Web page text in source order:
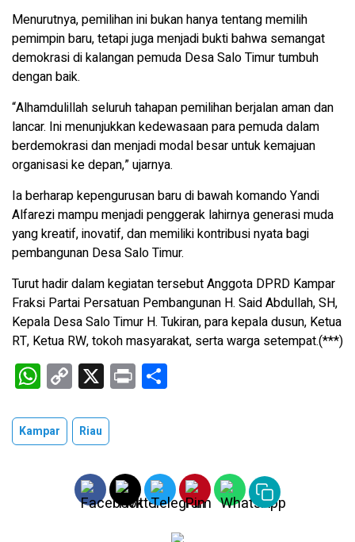
Menurutnya, pemilihan ini bukan hanya tentang memilih
pemimpin baru, tetapi juga menjadi bukti bahwa semangat
demokrasi di kalangan pemuda Desa Salo Timur tumbuh
dengan baik.
“Alhamdulillah seluruh tahapan pemilihan berjalan aman dan
lancar. Ini menunjukkan kedewasaan para pemuda dalam
berdemokrasi dan menjadi modal besar untuk kemajuan
organisasi ke depan,” ujarnya.
Ia berharap kepengurusan baru di bawah komando Yandi
Alfarezi mampu menjadi penggerak lahirnya generasi muda
yang kreatif, inovatif, dan memiliki kontribusi nyata bagi
pembangunan Desa Salo Timur.
Turut hadir dalam kegiatan tersebut Anggota DPRD Kampar
Fraksi Partai Persatuan Pembangunan H. Said Abdullah, SH,
Kepala Desa Salo Timur H. Tukiran, para kepala dusun, Ketua
RT, Ketua RW, tokoh masyarakat, serta warga setempat.(***)
W
h
at
s
C
o
py
Li
n
k
X Pr
in
Kampar Riau